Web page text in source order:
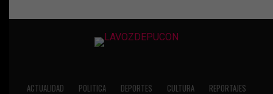
ACTUALIDAD POLITICA DEPORTES CULTURA REPORTAJES